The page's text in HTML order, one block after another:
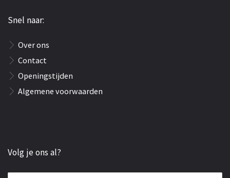
Snel naar:
Over ons
Contact
Openingstijden
Algemene voorwaarden
Volg je ons al?